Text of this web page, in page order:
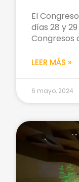
El
días 28 y
Congresos
LEER MÁS »
6 mayo, 2024